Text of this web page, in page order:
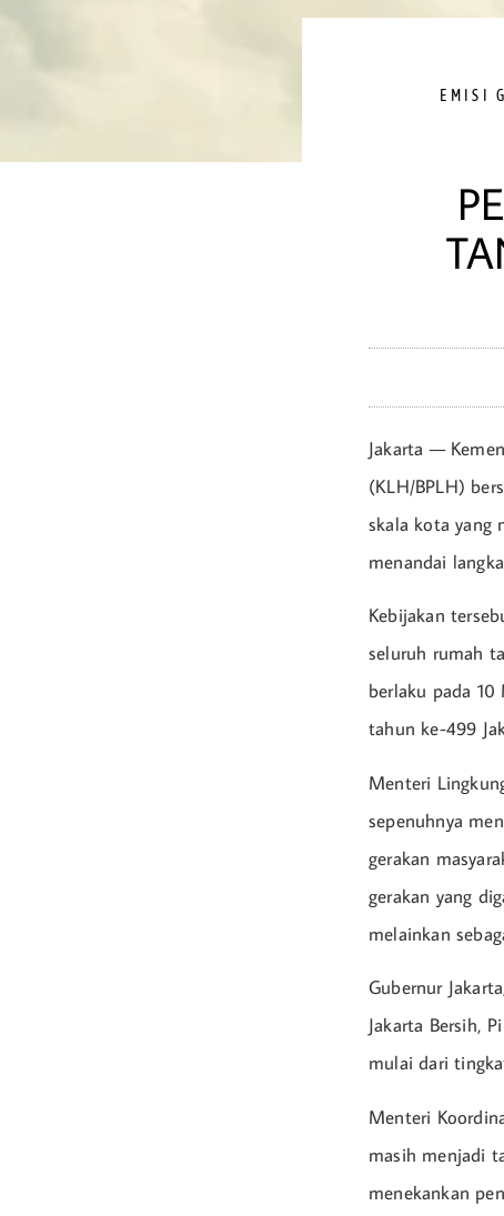
EMISI
Jakarta —
(KLH/BPLH)
skala kota yang
menandai
Kebijakan
seluruh rumah
berlaku pada
tahun ke-499
Menteri
sepenuhnya
gerakan
gerakan yang
melainkan
Gubernur
Jakarta Bersih,
mulai dari
Menteri
masih menjadi
menekankan